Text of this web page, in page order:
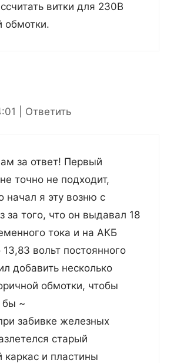
витки для 230В
обмотки.
Ответить
за ответ! Первый
точно не подходит,
начал я эту возню с
за того, что он выдавал 18
тока и на АКБ
13,83 вольт постоянного
добавить несколько
обмотки, чтобы
бы ~
забивке железных
старый
каркас и пластины